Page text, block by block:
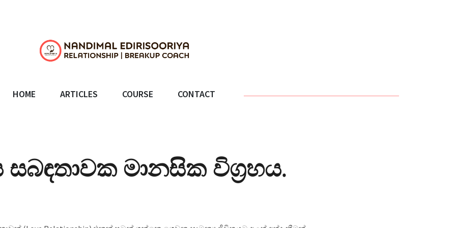
HOME ARTICLES COURSE CONTACT
සබඳතාවක මානසික විග්‍රහය.